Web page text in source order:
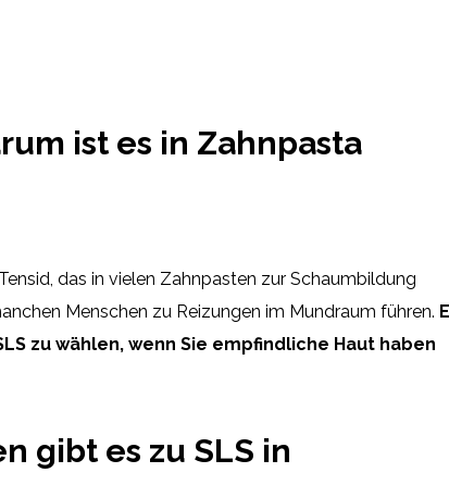
ist es in Zahnpasta
das in vielen Zahnpasten zur Schaumbildung
Menschen zu Reizungen im Mundraum führen.
zu wählen, wenn Sie empfindliche Haut haben
gibt es zu SLS in